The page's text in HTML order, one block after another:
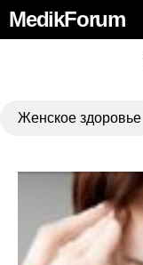
MedikForum
Женское здоровье